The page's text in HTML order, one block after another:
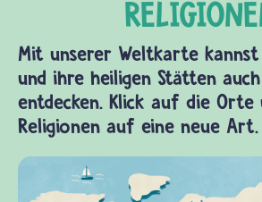
Hände,
Arme,
Füße…
Mit unserer Weltkarte kannst
und ihre heiligen Stätten
entdecken. Klick auf die Orte
Religionen auf eine neue Art.